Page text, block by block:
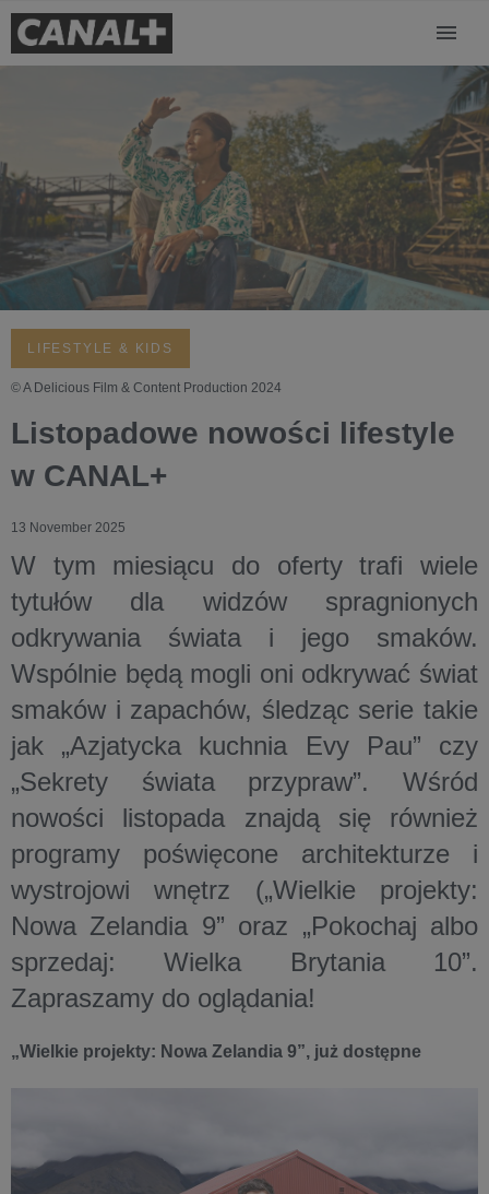
LIFESTYLE & KIDS
© A Delicious Film & Content Production 2024
Listopadowe nowości lifestyle
w CANAL+
13 November 2025
W tym miesiącu do oferty trafi wiele
tytułów dla widzów spragnionych
odkrywania świata i jego smaków.
Wspólnie będą mogli oni odkrywać świat
smaków i zapachów, śledząc serie takie
jak „Azjatycka kuchnia Evy Pau” czy
„Sekrety świata przypraw”. Wśród
nowości listopada znajdą się również
programy poświęcone architekturze i
wystrojowi wnętrz („Wielkie projekty:
Nowa Zelandia 9” oraz „Pokochaj albo
sprzedaj: Wielka Brytania 10”.
Zapraszamy do oglądania!
„Wielkie projekty: Nowa Zelandia 9”, już dostępne